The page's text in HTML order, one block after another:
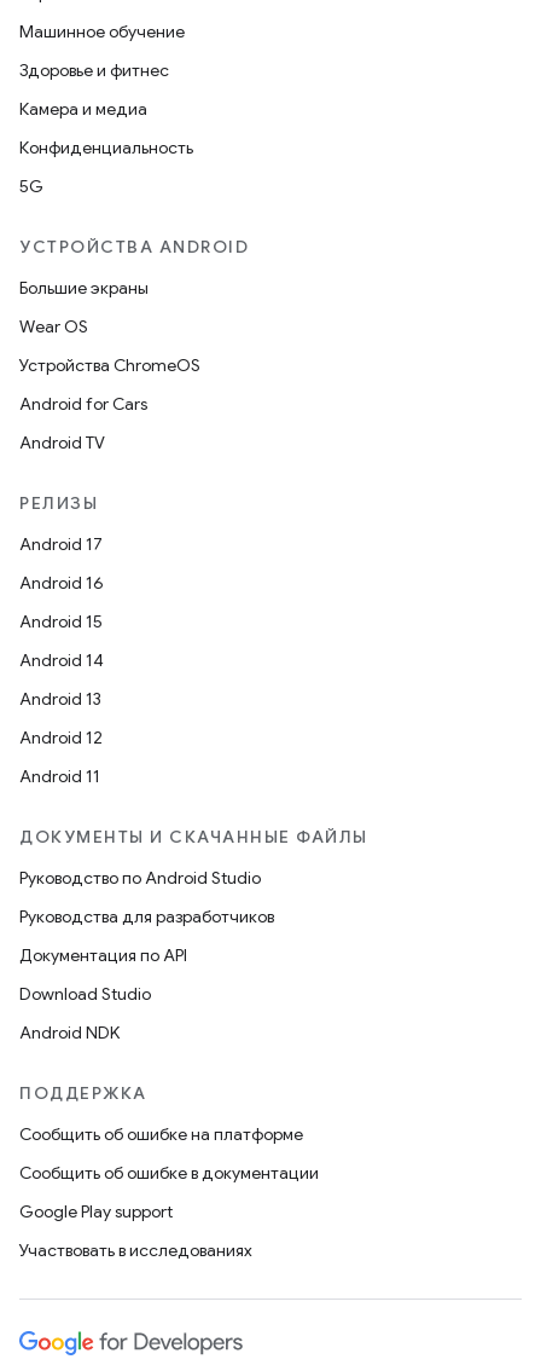
Машинное обучение
Здоровье и фитнес
Камера и медиа
Конфиденциальность
5G
УСТРОЙСТВА ANDROID
Большие экраны
Wear OS
Устройства ChromeOS
Android for Cars
Android TV
РЕЛИЗЫ
Android 17
Android 16
Android 15
Android 14
Android 13
Android 12
Android 11
ДОКУМЕНТЫ И СКАЧАННЫЕ ФАЙЛЫ
Руководство по Android Studio
Руководства для разработчиков
Документация по API
Download Studio
Android NDK
ПОДДЕРЖКА
Сообщить об ошибке на платформе
Сообщить об ошибке в документации
Google Play support
Участвовать в исследованиях